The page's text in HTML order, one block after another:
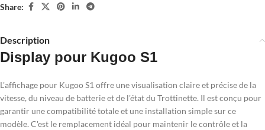
Share:
Description
Display pour Kugoo S1
L'affichage pour Kugoo S1 offre une visualisation claire et précise de la
vitesse, du niveau de batterie et de l'état du Trottinette. Il est conçu pour
garantir une compatibilité totale et une installation simple sur ce
modèle. C'est le remplacement idéal pour maintenir le contrôle et la